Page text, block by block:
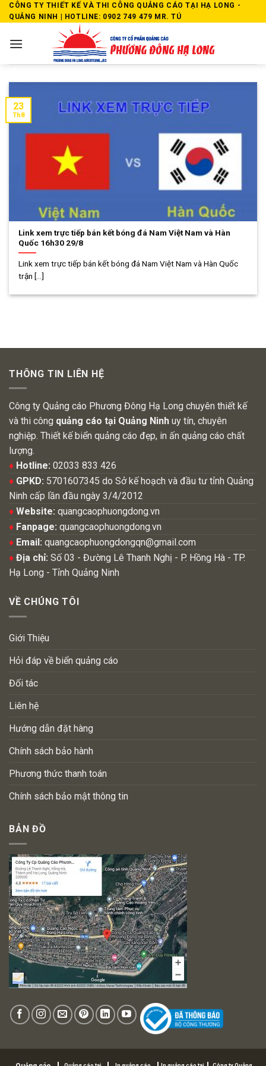
Skip
to
CÔNG TY THIẾT KẾ VÀ THI CÔNG QUẢNG CÁO TẠI HẠ LONG -
QUẢNG NINH | HOTLINE: 0902 749 479 MR. TÚ
Link xem trực tiếp bán kết bóng đá Nam Việt Nam và Hàn
Quốc 16h30 29/8
Link xem trực tiếp bán kết bóng đá Nam Việt Nam và Hàn Quốc
trận [...]
23
Th8
THÔNG TIN LIÊN HỆ
Công ty Quảng cáo Phương Đông Hạ Long chuyên thiết kế
và thi công quảng cáo tại Quảng Ninh uy tín, chuyên
nghiệp. Thiết kế biển quảng cáo đẹp, in ấn quảng cáo chất
lượng.
♦ Hotline: 02033 833 426
♦ GPKD: 5701607345 do Sở kế hoạch và đầu tư tỉnh Quảng
Ninh cấp lần đầu ngày 3/4/2012
♦ Website: quangcaophuongdong.vn
♦ Fanpage: quangcaophuongdong.vn
♦ Email: quangcaophuongdongqn@gmail.com
♦ Địa chỉ: Số 03 - Đường Lê Thanh Nghị - P. Hồng Hà - TP.
Hạ Long - Tỉnh Quảng Ninh
VỀ CHÚNG TÔI
Giới Thiệu
Hỏi đáp về biển quảng cáo
Đối tác
Liên hệ
Hướng dẫn đặt hàng
Chính sách bảo hành
Phương thức thanh toán
Chính sách bảo mật thông tin
BẢN ĐỒ